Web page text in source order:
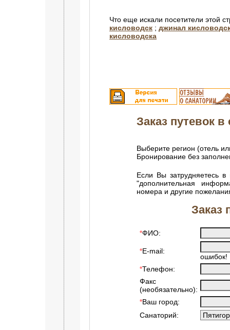
Что еще искали посетители этой
кисловодск ; джинал
кисловодска
Заказ путевок в
Выберите регион (отель
Бронирование без
Если Вы затрудняетесь
"дополнительная
номера и другие
Заказ
*ФИО:
*E-mail:
ошибок!
*Телефон:
Факс
(необязательно):
*Ваш город:
Санаторий: